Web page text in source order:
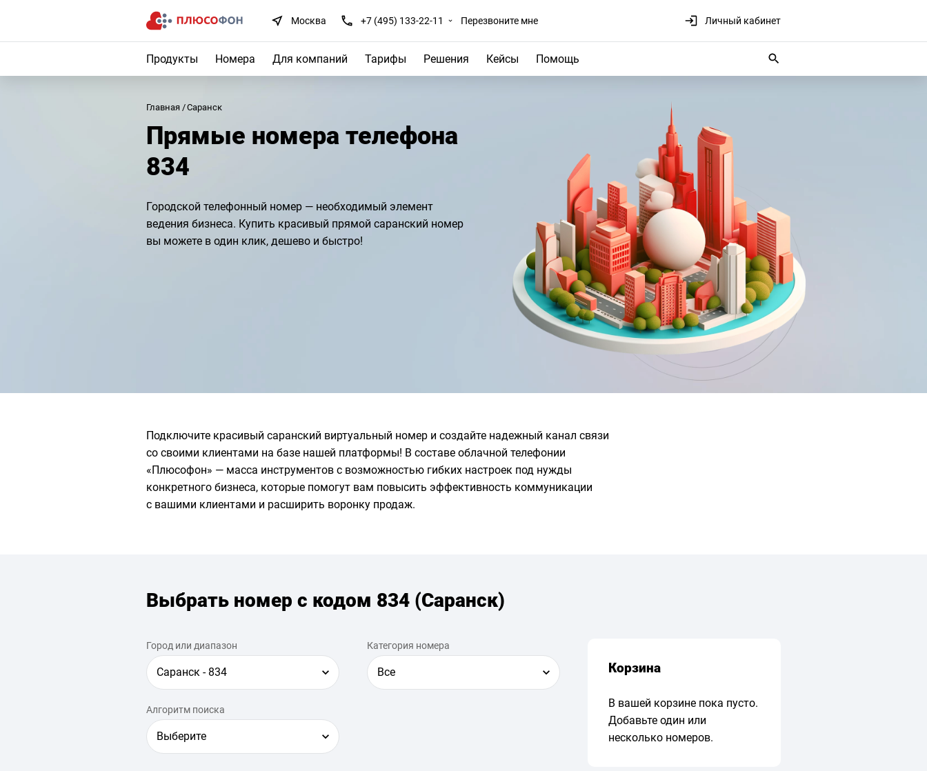
Москва +7 (495) 133-22-11 Перезвоните мне Личный кабинет
Продукты Номера Для компаний Тарифы Решения Кейсы Помощь
Главная Саранск
Прямые номера телефона
834
Городской телефонный номер — необходимый элемент
ведения бизнеса. Купить красивый прямой саранский номер
вы можете в один клик, дешево и быстро!
Подключите красивый саранский виртуальный номер и создайте надежный канал связи
со своими клиентами на базе нашей платформы! В составе облачной телефонии
«Плюсофон» — масса инструментов с возможностью гибких настроек под нужды
конкретного бизнеса, которые помогут вам повысить эффективность коммуникации
с вашими клиентами и расширить воронку продаж.
Выбрать номер с кодом 834 (Саранск)
Город или диапазон
Саранск - 834
Категория номера
Все
Алгоритм поиска
Выберите
Корзина
В вашей корзине пока пусто.
Добавьте один или
несколько номеров.